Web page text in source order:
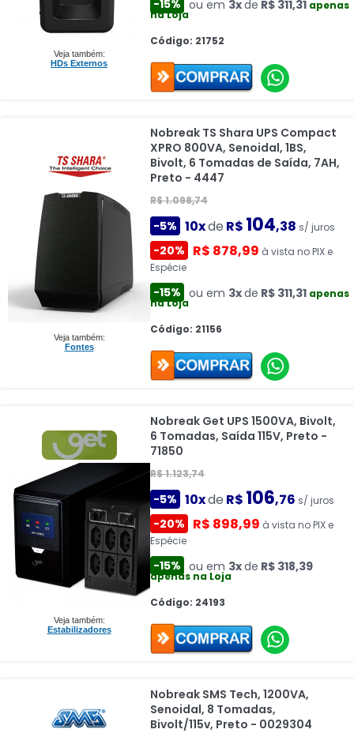
Veja também:
HDs Externos
-15% ou em 3xde R$ 311,31 apenas
na Loja
Código: 21752
Veja também:
Fontes
Nobreak TS Shara UPS Compact
XPRO 800VA, Senoidal, 1BS,
Bivolt, 6 Tomadas de Saída, 7AH,
Preto - 4447
R$ 1.098,74
-5% 10xde R$ 104,38 s/ juros
-20% R$ 878,99 à vista no PIX e
Espécie
-15% ou em 3xde R$ 311,31 apenas
na Loja
Código: 21156
Veja também:
Estabilizadores
Nobreak Get UPS 1500VA, Bivolt,
6 Tomadas, Saída 115V, Preto -
71850
R$ 1.123,74
-5% 10xde R$ 106,76 s/ juros
-20% R$ 898,99 à vista no PIX e
Espécie
-15% ou em 3xde R$ 318,39
apenas na Loja
Código: 24193
Nobreak SMS Tech, 1200VA,
Senoidal, 8 Tomadas,
Bivolt/115v, Preto - 0029304